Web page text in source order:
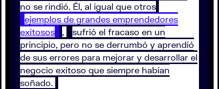
no se rindió. Él, al igual que otros
ejemplos de grandes emprendedores
exitosos
,
sufrió el fracaso en un
principio, pero no se derrumbó y aprendió
de sus errores para mejorar y desarrollar el
negocio exitoso que siempre habían
soñado.